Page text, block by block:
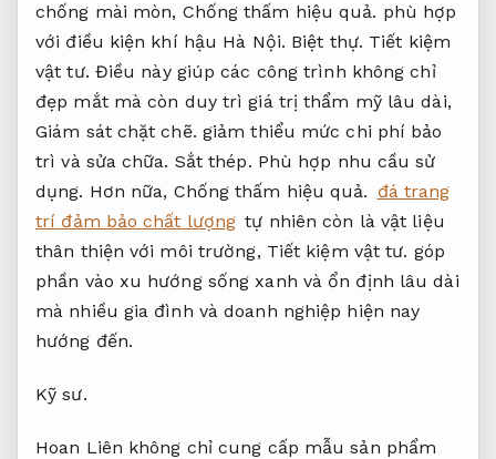
chống mài mòn, Chống thấm hiệu quả. phù hợp
với điều kiện khí hậu Hà Nội. Biệt thự. Tiết kiệm
vật tư. Điều này giúp các công trình không chỉ
đẹp mắt mà còn duy trì giá trị thẩm mỹ lâu dài,
Giám sát chặt chẽ. giảm thiểu mức chi phí bảo
trì và sửa chữa. Sắt thép. Phù hợp nhu cầu sử
dụng. Hơn nữa, Chống thấm hiệu quả. đá trang
trí đảm bảo chất lượng tự nhiên còn là vật liệu
thân thiện với môi trường, Tiết kiệm vật tư. góp
phần vào xu hướng sống xanh và ổn định lâu dài
mà nhiều gia đình và doanh nghiệp hiện nay
hướng đến.
Kỹ sư.
Hoan Liên không chỉ cung cấp mẫu sản phẩm